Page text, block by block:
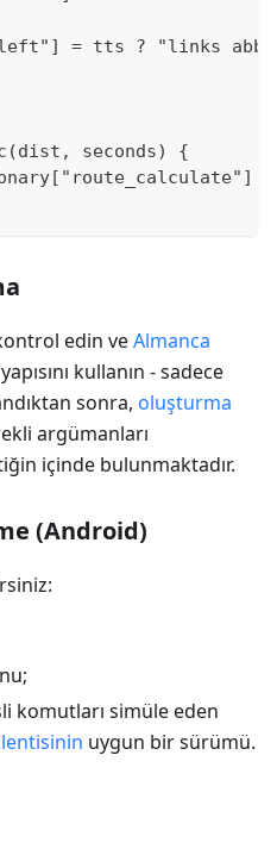
= tts ? "links
seconds) {
edin veAlmanca
kullanın - sadece
sonra, oluşturma
argümanları
içinde bulunmaktadır.
(Android)
komutları simüle eden
uygun bir sürümü.